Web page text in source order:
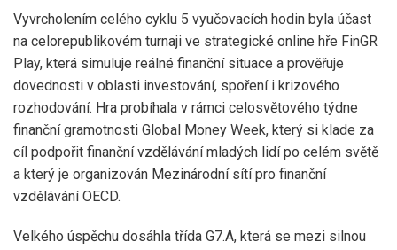
Vyvrcholením celého cyklu 5 vyučovacích hodin byla účast
na celorepublikovém turnaji ve strategické online hře FinGR
Play, která simuluje reálné finanční situace a prověřuje
dovednosti v oblasti investování, spoření i krizového
rozhodování. Hra probíhala v rámci celosvětového týdne
finanční gramotnosti Global Money Week, který si klade za
cíl podpořit finanční vzdělávání mladých lidí po celém světě
a který je organizován Mezinárodní sítí pro finanční
vzdělávání OECD.
Velkého úspěchu dosáhla třída G7.A, která se mezi silnou